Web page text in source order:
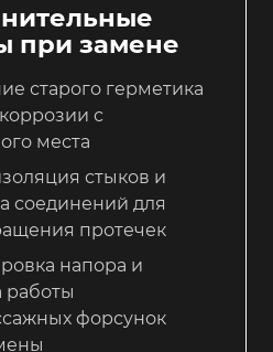
при замене
старого герметика
с
места
стыков и
соединений для
протечек
напора и
работы
форсунок